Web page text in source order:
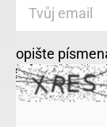
opište